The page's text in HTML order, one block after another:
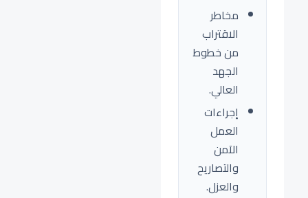
مخاطر
الاقتراب
من خطوط
الجهد
العالي.
إجراءات
العمل
الآمن
والتصاريح
والعزل.